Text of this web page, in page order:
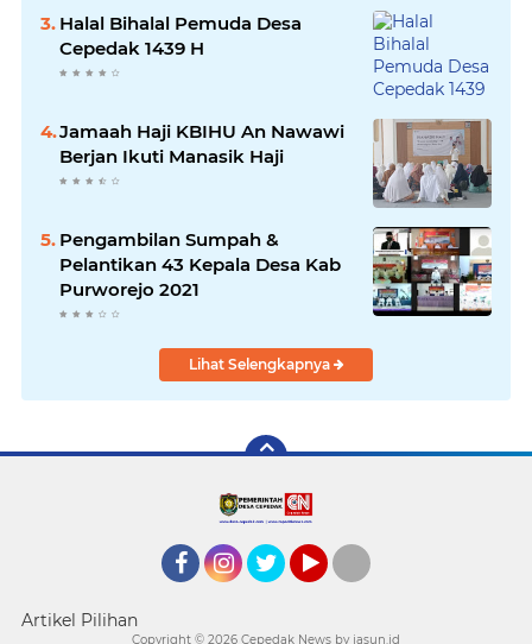
Halal Bihalal Pemuda Desa
Cepedak 1439 H
Jamaah Haji KBIHU An Nawawi
Berjan Ikuti Manasik Haji
Pengambilan Sumpah &
Pelantikan 43 Kepala Desa Kab
Purworejo 2021
Lihat Selengkapnya
Artikel Pilihan
Copyright © 2026 Cepedak News by jasun.id